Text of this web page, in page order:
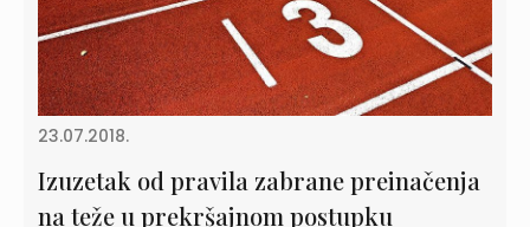
23.07.2018.
Izuzetak od pravila zabrane preinačenja
na teže u prekršajnom postupku